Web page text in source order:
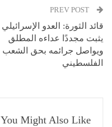
قائد الثورة: العدو الإسرائيلي
يثبت مجددًا عداءه المطلق
ويواصل جرائمه بحق الشعب
الفلسطيني
You Might Also Like